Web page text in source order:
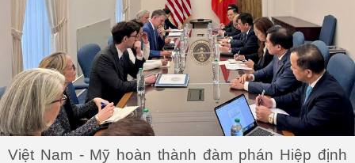
Việt Nam - Mỹ hoàn thành đàm phán Hiệp định